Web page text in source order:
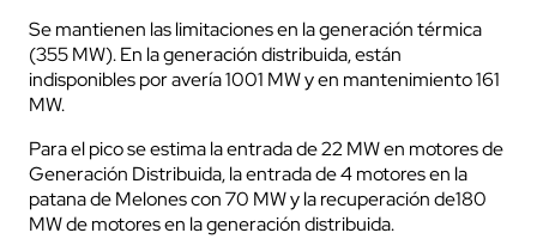
Se mantienen las limitaciones en la generación térmica
(355 MW). En la generación distribuida, están
indisponibles por avería 1001 MW y en mantenimiento 161
MW.
Para el pico se estima la entrada de 22 MW en motores de
Generación Distribuida, la entrada de 4 motores en la
patana de Melones con 70 MW y la recuperación de180
MW de motores en la generación distribuida.